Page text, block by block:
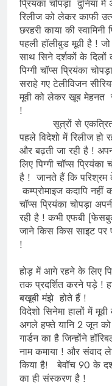
प्रियंका चोपड़ा दुनिया
रिलीज को लेकर काफी
छरहरी काया की स्वामिनी
पहली हॉलीबुड मूवी है !
साथ सिने दर्शकों के
पिग्गी चॉप्स प्रियंका
सराहे गए टेलीविजन
मूवी को लेकर खूब मेहनत
!
सूत्रों से एकत्रित
पहले विदेशो में रिलीज हो
और बढ़ती जा रही है !
लिए पिग्गी चॉप्स
है ! जानते हैं कि परिश्रम
कम्प्रोमाइज कदापि नहीं
चॉप्स प्रियंका चोपड़ा
रही है ! कभी एफबी
जाने किस किस साइट पर
!
प्रोमोशन के
होड़ में आगे रहने के लिए
तक प्रदर्शित करने पड़े !
बखूबी मंझे होते हैं !
विदेशो सिनेमा हालों में
अगले हफ्ते यानि 2 जून को
गार्डन का है जिन्होंने
नाम कमाया ! और संवाद
किया है! बेवॉच 90 के
का ही संस्करण है !